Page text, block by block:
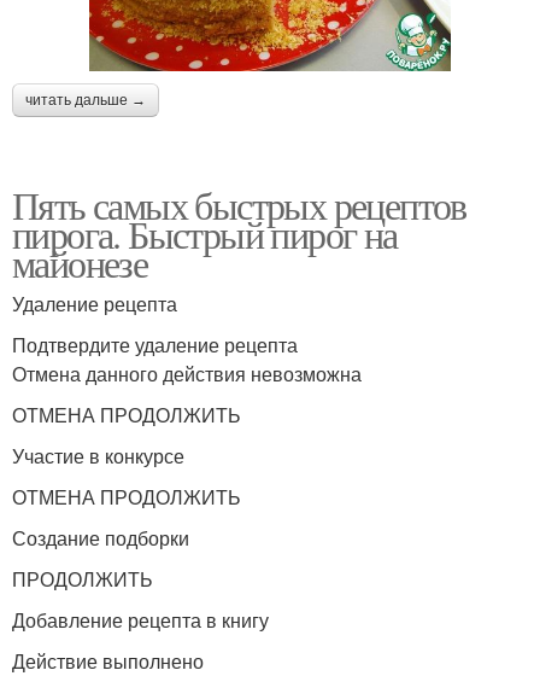
читать дальше →
Пять самых быстрых рецептов
пирога. Быстрый пирог на
майонезе
Удаление рецепта
Подтвердите удаление рецепта
Отмена данного действия невозможна
ОТМЕНА ПРОДОЛЖИТЬ
Участие в конкурсе
ОТМЕНА ПРОДОЛЖИТЬ
Создание подборки
ПРОДОЛЖИТЬ
Добавление рецепта в книгу
Действие выполнено